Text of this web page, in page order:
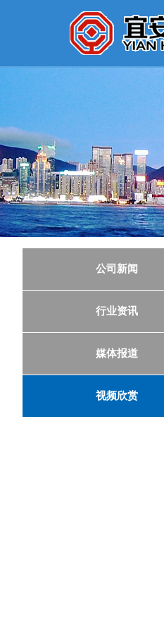
公司新闻
行业资讯
媒体报道
视频欣赏